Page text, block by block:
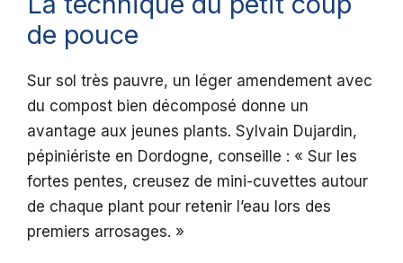
de pouce
Sur sol très pauvre, un léger amendement avec
du compost bien décomposé donne un
avantage aux jeunes plants. Sylvain Dujardin,
pépiniériste en Dordogne, conseille : « Sur les
fortes pentes, creusez de mini-cuvettes autour
de chaque plant pour retenir l’eau lors des
premiers arrosages. »